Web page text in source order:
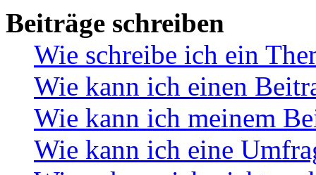
Beiträge schreiben
Wie schreibe ich ein
Wie kann ich einen
Wie kann ich meinem
Wie kann ich eine